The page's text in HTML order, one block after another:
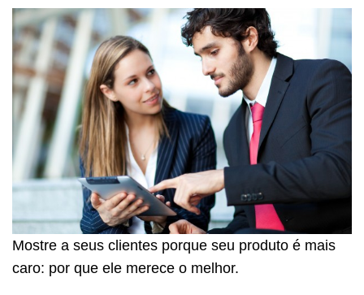
Mostre a seus clientes porque seu produto é mais
caro: por que ele merece o melhor.